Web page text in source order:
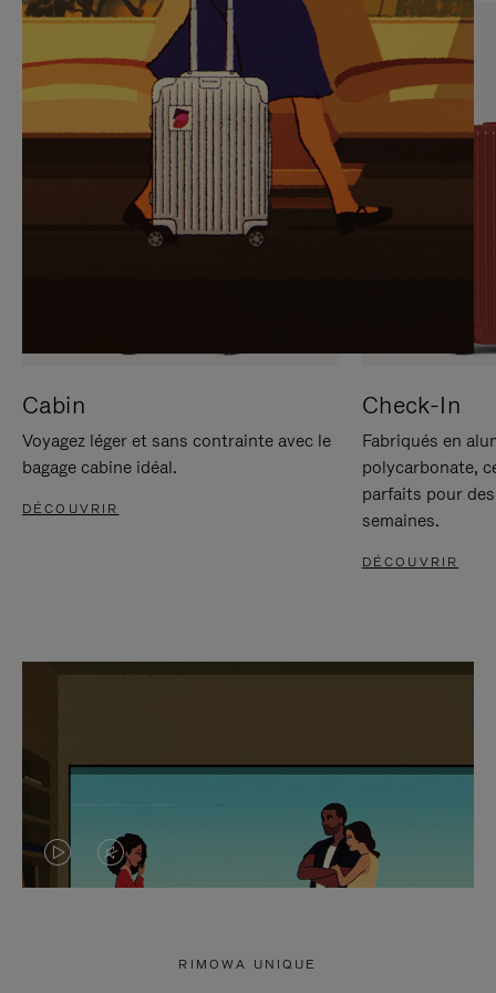
SUR
POUR
METTRE
PAUSE
VEUILLEZ
CLIQUER
POUR
RÉACTIVER
LE
SON
Cabin
Voyagez léger et sans contrainte avec le
bagage cabine idéal.
DÉCOUVRIR
Check-In
Fabriqués en
polycarbonate,
parfaits pour
semaines.
DÉCOUVRIR
LA LE
RIMOWA UNIQUE